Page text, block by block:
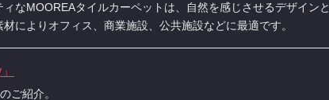
なMOOREAタイルカーペットは、自然を感じさせるデザインと
によりオフィス、商業施設、公共施設などに最適です。
ご紹介。